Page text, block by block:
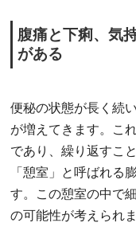
腹痛と下痢、気
がある
便秘の状態が長く続
が増えてきます。こ
であり、繰り返すこ
「憩室」と呼ばれる
す。この憩室の中で
の可能性が考えられま